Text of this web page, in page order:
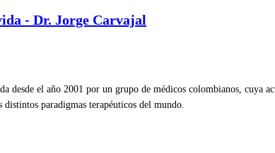
- Dr. Jorge Carvajal
desde el año 2001 por un grupo de médicos colombianos, cuya
paradigmas terapéuticos del mundo.